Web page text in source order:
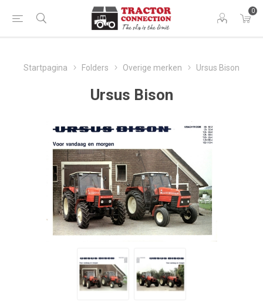
0
Startpagina Folders Overige merken Ursus Bison
Ursus Bison